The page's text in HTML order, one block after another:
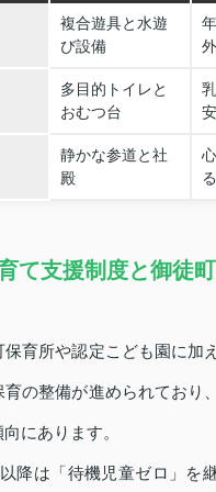
複合遊具と水遊
び設備
多目的トイレと
おむつ台
静かな参道と社
殿
て支援制度と御徒
育所や認定こども園に加
の整備が進められており
にあります。
降は「待機児童ゼロ」を